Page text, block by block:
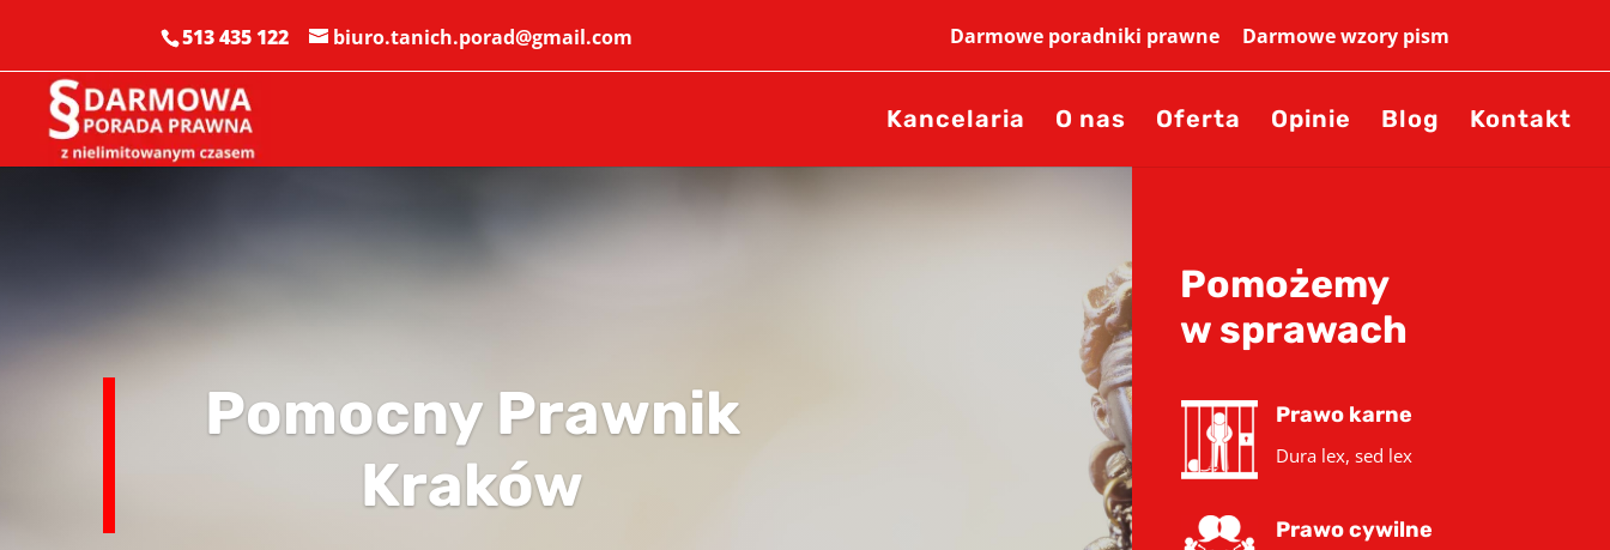
513 435 122 biuro.tanich.porad@gmail.com Darmowe poradniki prawne Darmowe wzory pism
Kancelaria O nas Oferta Opinie Blog Kontakt
Pomocny Prawnik
Kraków
Pomożemy
w sprawach
Prawo karne
Dura lex, sed lex
Prawo cywilne